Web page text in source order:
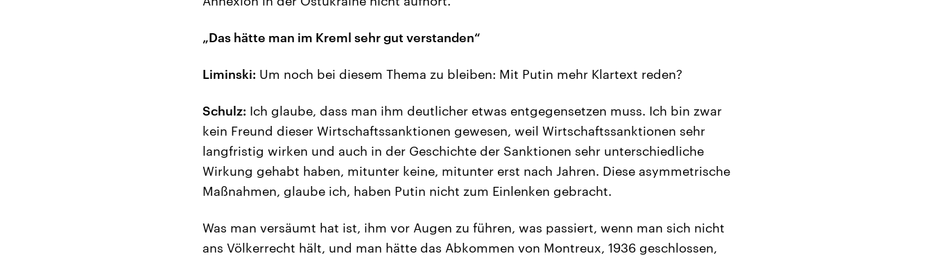
„Das hätte man im Kreml sehr gut verstanden“
Liminski: Um noch bei diesem Thema zu bleiben: Mit Putin mehr Klartext reden?
Schulz: Ich glaube, dass man ihm deutlicher etwas entgegensetzen muss. Ich bin zwar
kein Freund dieser Wirtschaftssanktionen gewesen, weil Wirtschaftssanktionen sehr
langfristig wirken und auch in der Geschichte der Sanktionen sehr unterschiedliche
Wirkung gehabt haben, mitunter keine, mitunter erst nach Jahren. Diese asymmetrische
Maßnahmen, glaube ich, haben Putin nicht zum Einlenken gebracht.
Was man versäumt hat ist, ihm vor Augen zu führen, was passiert, wenn man sich nicht
ans Völkerrecht hält, und man hätte das Abkommen von Montreux, 1936 geschlossen,